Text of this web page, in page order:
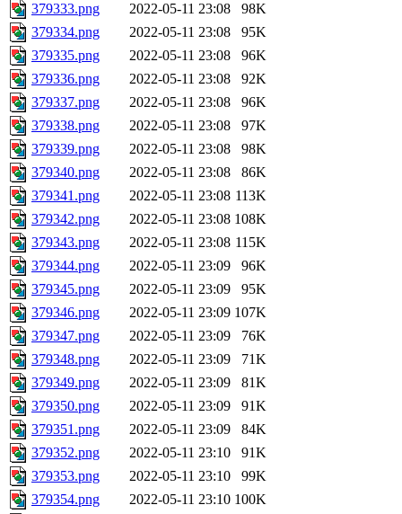
379333.png
2022-05-11 23:08
98K
379334.png
2022-05-11 23:08
95K
379335.png
2022-05-11 23:08
96K
379336.png
2022-05-11 23:08
92K
379337.png
2022-05-11 23:08
96K
379338.png
2022-05-11 23:08
97K
379339.png
2022-05-11 23:08
98K
379340.png
2022-05-11 23:08
86K
379341.png
2022-05-11 23:08 113K
379342.png
2022-05-11 23:08 108K
379343.png
2022-05-11 23:08 115K
379344.png
2022-05-11 23:09
96K
379345.png
2022-05-11 23:09
95K
379346.png
2022-05-11 23:09 107K
379347.png
2022-05-11 23:09
76K
379348.png
2022-05-11 23:09
71K
379349.png
2022-05-11 23:09
81K
379350.png
2022-05-11 23:09
91K
379351.png
2022-05-11 23:09
84K
379352.png
2022-05-11 23:10
91K
379353.png
2022-05-11 23:10
99K
379354.png
2022-05-11 23:10 100K